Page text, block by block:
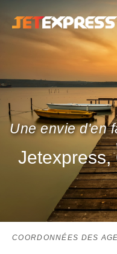
Une envie d'en
COORDONNÉES DES